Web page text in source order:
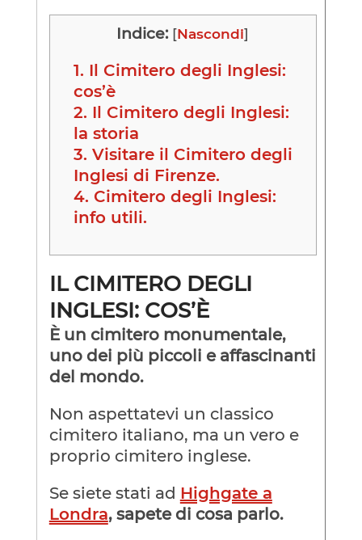
Indice: [Nascondi]
1. Il Cimitero degli Inglesi:
cos’è
2. Il Cimitero degli Inglesi:
la storia
3. Visitare il Cimitero degli
Inglesi di Firenze.
4. Cimitero degli Inglesi:
info utili.
IL CIMITERO DEGLI
INGLESI: COS’È
È un cimitero monumentale,
uno dei più piccoli e affascinanti
del mondo.
Non aspettatevi un classico
cimitero italiano, ma un vero e
proprio cimitero inglese.
Se siete stati ad Highgate a
Londra, sapete di cosa parlo.